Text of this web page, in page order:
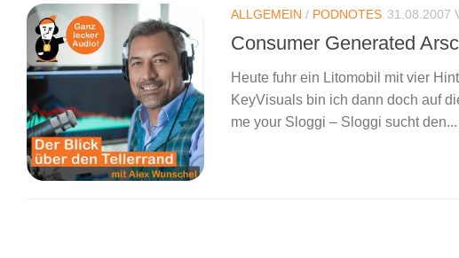
ALLGEMEIN / PODNOTES 31.08.2007
Consumer Generated
Heute fuhr ein Litomobil mit vier
KeyVisuals bin ich dann doch auf
me your Sloggi – Sloggi sucht den...